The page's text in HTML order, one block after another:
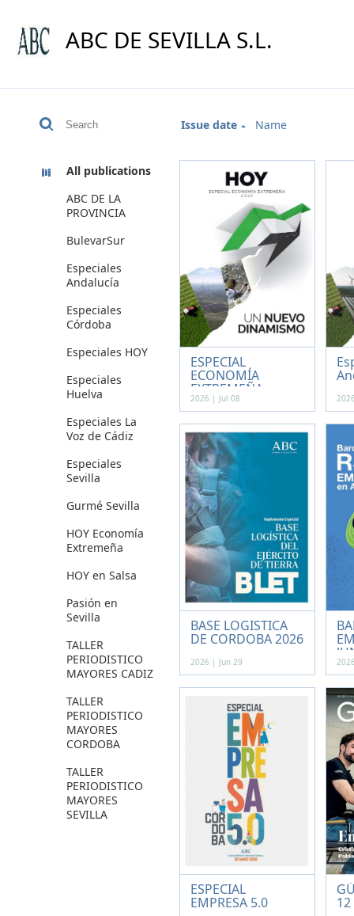
ABC DE SEVILLA S.L.
Issue date Name
All publications
ABC DE LA
PROVINCIA
BulevarSur
Especiales
Andalucía
Especiales
Córdoba
Especiales HOY
Especiales
Huelva
Especiales La
Voz de Cádiz
Especiales
Sevilla
Gurmé Sevilla
HOY Economía
Extremeña
HOY en Salsa
Pasión en
Sevilla
TALLER
PERIODISTICO
MAYORES CADIZ
TALLER
PERIODISTICO
MAYORES
CORDOBA
TALLER
PERIODISTICO
MAYORES
SEVILLA
ESPECIAL
ECONOMÍA
EXTREMEÑA
2026 | Jul 08
BASE LOGISTICA
DE CORDOBA 2026
2026 | Jun 29
ESPECIAL
EMPRESA 5.0 12